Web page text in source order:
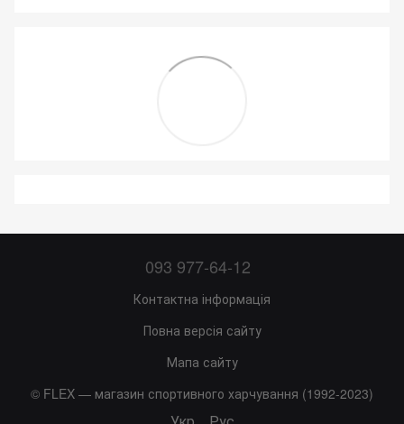
093 977-64-12
Контактна інформація
Повна версія сайту
Мапа сайту
© FLEX — магазин спортивного харчування (1992-2023)